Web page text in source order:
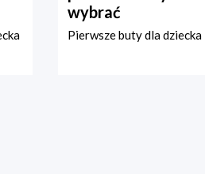
wybrać
Pierwsze buty dla dziecka